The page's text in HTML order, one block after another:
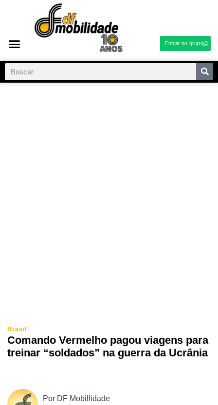
Entrar no grupo
Brasil
Comando Vermelho pagou viagens para
treinar “soldados” na guerra da Ucrânia
Por DF Mobillidade